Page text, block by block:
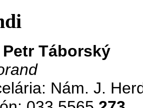
Petr Táborský
Nám. J.